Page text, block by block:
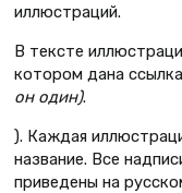
иллюстраций.
В тексте
котором дана
он один).
). Каждая
название. Все
приведены на